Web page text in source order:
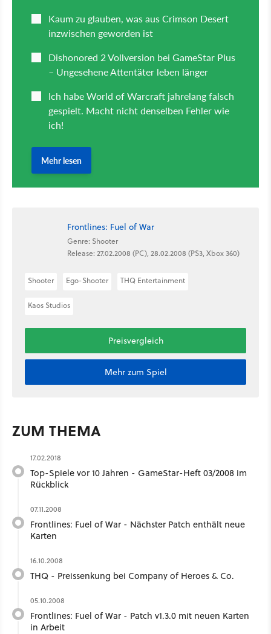
Frontlines: Fuel of War
Genre: Shooter
Release: 27.02.2008 (PC), 28.02.2008 (PS3, Xbox 360)
Shooter Ego-Shooter THQ Entertainment
Kaos Studios
Preisvergleich
Mehr zum Spiel
ZUM THEMA
17.02.2018
Top-Spiele vor 10 Jahren - GameStar-Heft 03/2008 im
Rückblick
07.11.2008
Frontlines: Fuel of War - Nächster Patch enthält neue
Karten
16.10.2008
THQ - Preissenkung bei Company of Heroes & Co.
05.10.2008
Frontlines: Fuel of War - Patch v1.3.0 mit neuen Karten
in Arbeit